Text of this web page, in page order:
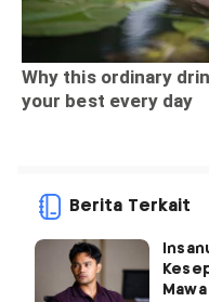
Berita Terkait
Mawa